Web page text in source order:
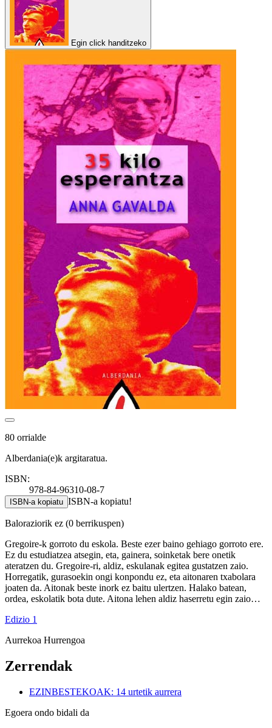
Egin click handitzeko
80 orrialde
Alberdania(e)k argitaratua.
ISBN:
978-84-96310-08-7
ISBN-a kopiatu ISBN-a kopiatu!
Baloraziorik ez (0 berrikuspen)
Gregoire-k gorroto du eskola. Beste ezer baino gehiago gorroto ere.
Ez du estudiatzea atsegin, eta, gainera, soinketak bere onetik
ateratzen du. Gregoire-ri, aldiz, eskulanak egitea gustatzen zaio.
Horregatik, gurasoekin ongi konpondu ez, eta aitonaren txabolara
joaten da. Aitonak beste inork ez baitu ulertzen. Halako batean,
ordea, eskolatik bota dute. Aitona lehen aldiz haserretu egin zaio…
Edizio 1
Aurrekoa Hurrengoa
Zerrendak
EZINBESTEKOAK: 14 urtetik aurrera
Egoera ondo bidali da